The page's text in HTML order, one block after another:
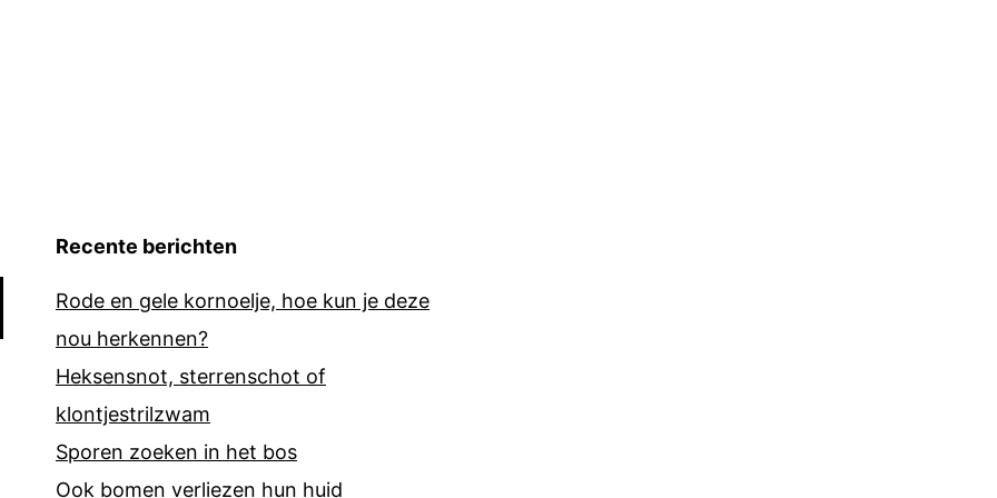
Recente berichten
Rode en gele kornoelje, hoe kun je deze
nou herkennen?
Heksensnot, sterrenschot of
klontjestrilzwam
Sporen zoeken in het bos
Ook bomen verliezen hun huid